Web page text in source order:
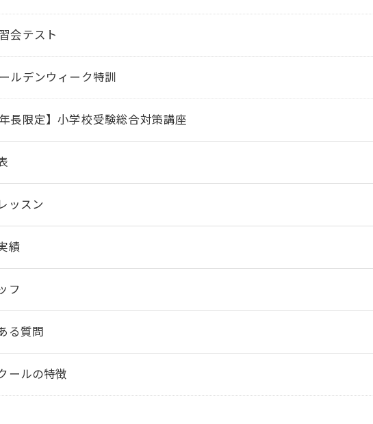
会テスト
ルデンウィーク特訓
年長限定】小学校受験総合対策講座
ッスン
績
フ
る質問
ールの特徴